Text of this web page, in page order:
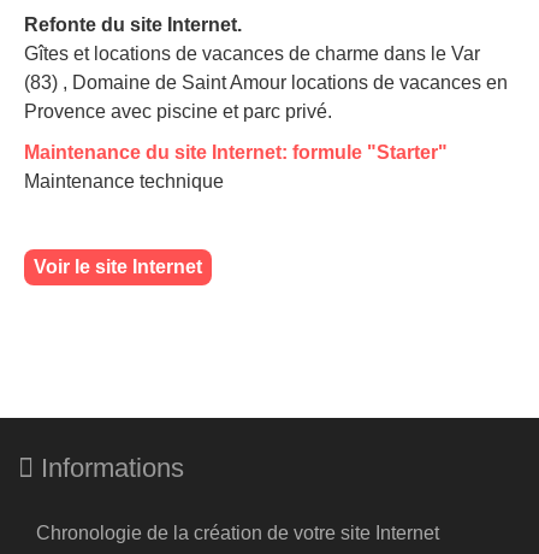
Refonte du site Internet.
Gîtes et locations de vacances de charme dans le Var
(83) , Domaine de Saint Amour locations de vacances en
Provence avec piscine et parc privé.
Maintenance du site Internet: formule "Starter"
Maintenance technique
Voir le site Internet
Informations
Chronologie de la création de votre site Internet